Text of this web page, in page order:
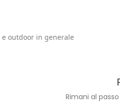
outdoor in generale
Rimani al